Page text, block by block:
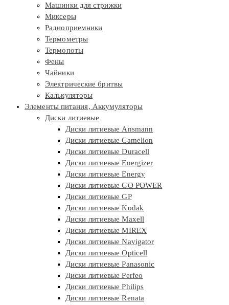
Машинки для стрижки
Миксеры
Радиоприемники
Термометры
Термопоты
Фены
Чайники
Электрические бритвы
Калькуляторы
Элементы питания, Аккумуляторы
Диски литиевые
Диски литиевые Ansmann
Диски литиевые Camelion
Диски литиевые Duracell
Диски литиевые Energizer
Диски литиевые Energy
Диски литиевые GO POWER
Диски литиевые GP
Диски литиевые Kodak
Диски литиевые Maxell
Диски литиевые MIREX
Диски литиевые Navigator
Диски литиевые Opticell
Диски литиевые Panasonic
Диски литиевые Perfeo
Диски литиевые Philips
Диски литиевые Renata